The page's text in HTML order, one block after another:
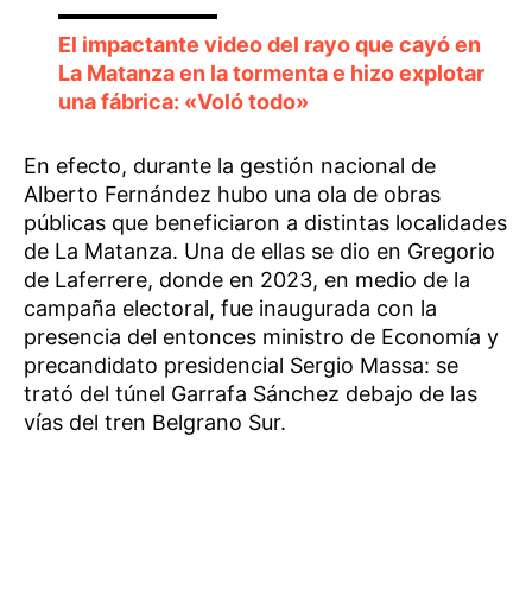
El impactante video del rayo que cayó en
La Matanza en la tormenta e hizo explotar
una fábrica: «Voló todo»
En efecto, durante la gestión nacional de
Alberto Fernández hubo una ola de obras
públicas que beneficiaron a distintas localidades
de La Matanza. Una de ellas se dio en Gregorio
de Laferrere, donde en 2023, en medio de la
campaña electoral, fue inaugurada con la
presencia del entonces ministro de Economía y
precandidato presidencial Sergio Massa: se
trató del túnel Garrafa Sánchez debajo de las
vías del tren Belgrano Sur.